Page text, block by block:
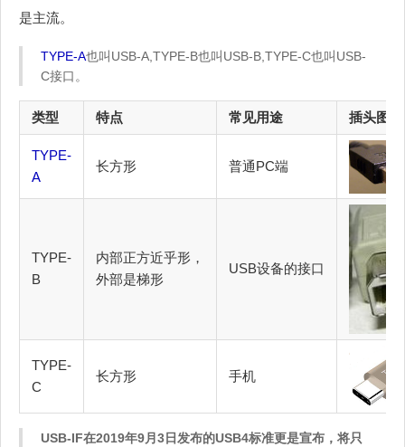
是主流。
TYPE-A也叫USB-A,TYPE-B也叫USB-B,TYPE-C也叫USB-
C接口。
类型 特点 常见用途 插头图
TYPE-
A
长方形 普通PC端
TYPE-
B
内部正方近乎形，
外部是梯形
USB设备的接口
TYPE-
C
长方形 手机
USB-IF在2019年9月3日发布的USB4标准更是宣布，将只